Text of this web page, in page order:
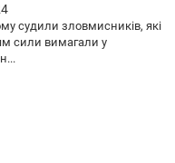
судили зловмисників, які
сили вимагали у